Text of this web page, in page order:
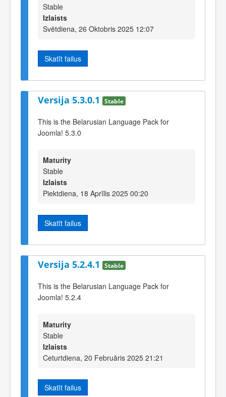
Stable
Izlaists
Svētdiena, 26 Oktobris 2025 12:07
Skatīt failus
Versija 5.3.0.1 Stable
This is the Belarusian Language Pack for
Joomla! 5.3.0
Maturity
Stable
Izlaists
Piektdiena, 18 Aprīlis 2025 00:20
Skatīt failus
Versija 5.2.4.1 Stable
This is the Belarusian Language Pack for
Joomla! 5.2.4
Maturity
Stable
Izlaists
Ceturtdiena, 20 Februāris 2025 21:21
Skatīt failus